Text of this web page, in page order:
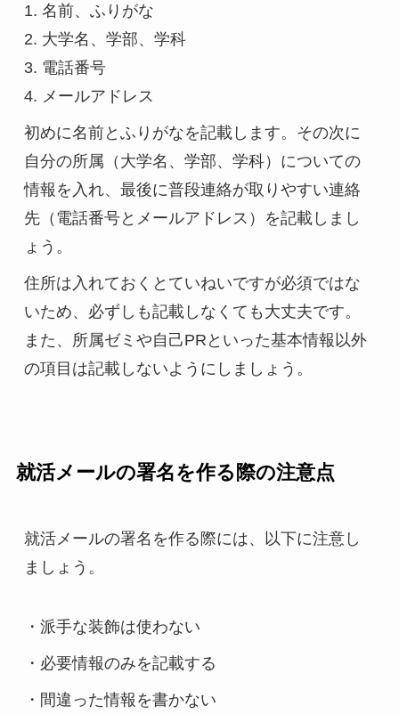
1. 名前、ふりがな
2. 大学名、学部、学科
3. 電話番号
4. メールアドレス
初めに名前とふりがなを記載します。その次に
自分の所属（大学名、学部、学科）についての
情報を入れ、最後に普段連絡が取りやすい連絡
先（電話番号とメールアドレス）を記載しまし
ょう。
住所は入れておくとていねいですが必須ではな
いため、必ずしも記載しなくても大丈夫です。
また、所属ゼミや自己PRといった基本情報以外
の項目は記載しないようにしましょう。
就活メールの署名を作る際の注意点
就活メールの署名を作る際には、以下に注意し
ましょう。
・派手な装飾は使わない
・必要情報のみを記載する
・間違った情報を書かない